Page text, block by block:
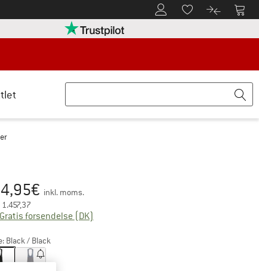
Til kundekontoenTil huskesedlen.
Til Til
her Åbnes i en infoboks Vi er Trustpilot-certificeret -
€ inkl. moms.
1.457,37
Gratis forsendelse (DK)
Black / Black